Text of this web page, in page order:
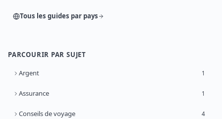
Tous les guides par pays
PARCOURIR PAR SUJET
Argent 1
Assurance 1
Conseils de voyage 4